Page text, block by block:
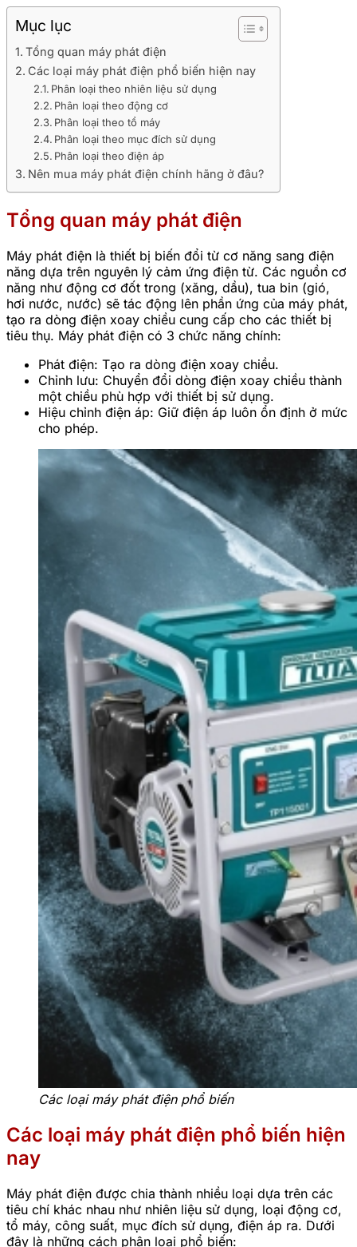
Mục lục
Tổng quan máy phát điện
Các loại máy phát điện phổ biến hiện nay
Phân loại theo nhiên liệu sử dụng
Phân loại theo động cơ
Phân loại theo tổ máy
Phân loại theo mục đích sử dụng
Phân loại theo điện áp
Nên mua máy phát điện chính hãng ở đâu?
Tổng quan máy phát điện
Máy phát điện là thiết bị biến đổi từ cơ năng sang điện
năng dựa trên nguyên lý cảm ứng điện từ. Các nguồn cơ
năng như động cơ đốt trong (xăng, dầu), tua bin (gió,
hơi nước, nước) sẽ tác động lên phần ứng của máy phát,
tạo ra dòng điện xoay chiều cung cấp cho các thiết bị
tiêu thụ. Máy phát điện có 3 chức năng chính:
Phát điện: Tạo ra dòng điện xoay chiều.
Chỉnh lưu: Chuyển đổi dòng điện xoay chiều thành
một chiều phù hợp với thiết bị sử dụng.
Hiệu chỉnh điện áp: Giữ điện áp luôn ổn định ở mức
cho phép.
Các loại máy phát điện phổ biến
Các loại máy phát điện phổ biến hiện
nay
Máy phát điện được chia thành nhiều loại dựa trên các
tiêu chí khác nhau như nhiên liệu sử dụng, loại động cơ,
tổ máy, công suất, mục đích sử dụng, điện áp ra. Dưới
đây là những cách phân loại phổ biến: